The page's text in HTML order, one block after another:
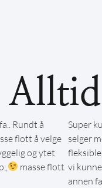
Rundt å
flott å velge
og ytet
masse flott
Super
selger
vi
annen